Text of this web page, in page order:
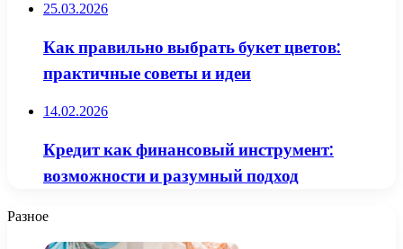
25.03.2026
Как правильно выбрать букет цветов:
практичные советы и идеи
14.02.2026
Кредит как финансовый инструмент:
возможности и разумный подход
Разное